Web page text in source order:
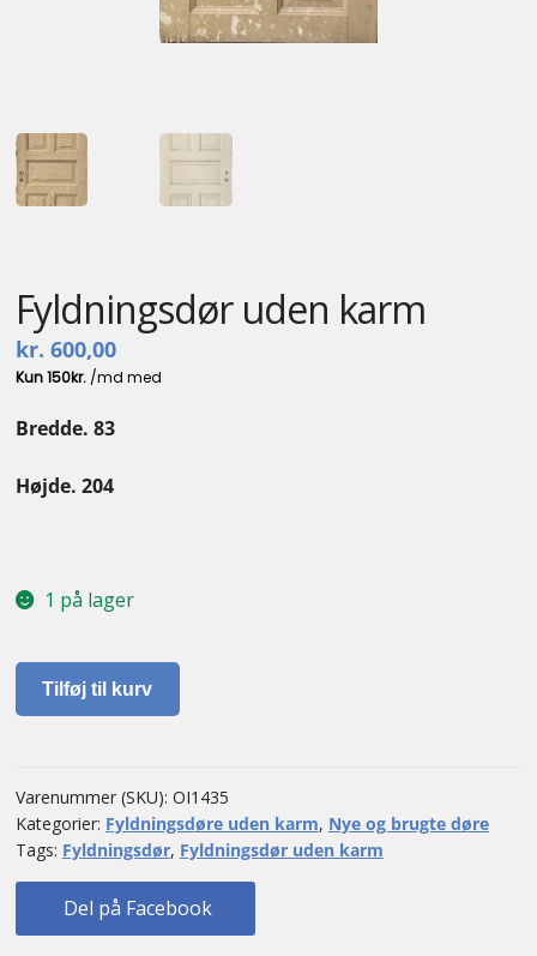
Fyldningsdør uden karm
kr. 600,00
Bredde. 83
Højde. 204
1 på lager
Fyldningsdør
uden
Tilføj til kurv
Varenummer (SKU): OI1435
Kategorier: Fyldningsdøre uden karm, Nye og brugte døre
Tags: Fyldningsdør, Fyldningsdør uden karm
Del på Facebook